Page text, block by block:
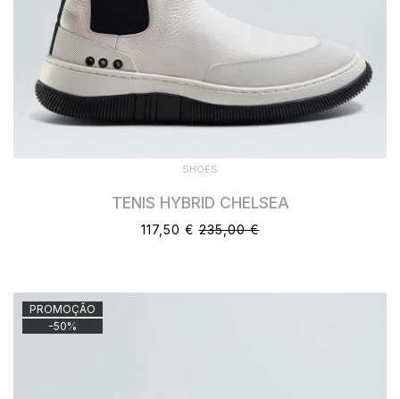
SHOES
TENIS HYBRID CHELSEA
117,50 €235,00 €
-50%
PROMOÇÃO